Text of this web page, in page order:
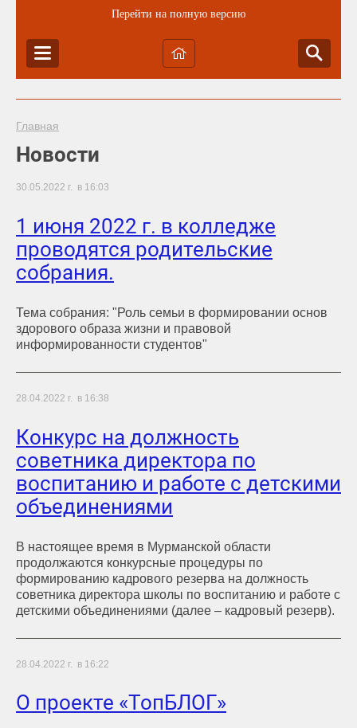
Перейти на полную версию
Главная
Новости
30.05.2022 г. в 16:03
1 июня 2022 г. в колледже
проводятся родительские
собрания.
Тема собрания: "Роль семьи в формировании основ
здорового образа жизни и правовой
информированности студентов"
28.04.2022 г. в 16:38
Конкурс на должность
советника директора по
воспитанию и работе с детскими
объединениями
В настоящее время в Мурманской области
продолжаются конкурсные процедуры по
формированию кадрового резерва на должность
советника директора школы по воспитанию и работе с
детскими объединениями (далее – кадровый резерв).
28.04.2022 г. в 16:22
О проекте «ТопБЛОГ»